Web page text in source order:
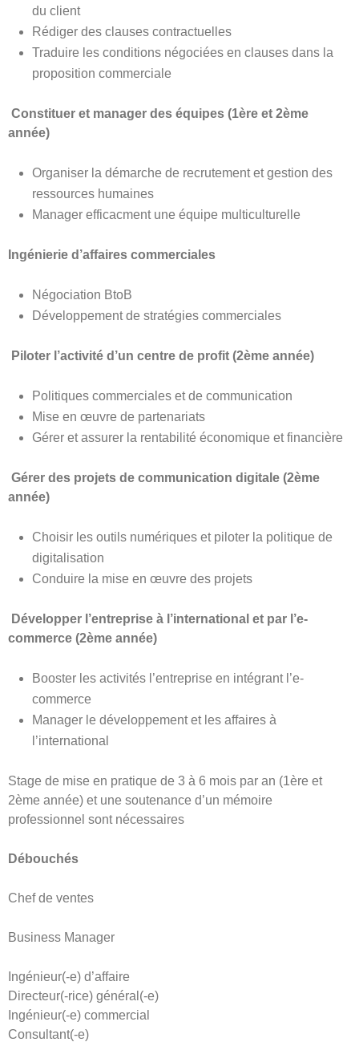
du client
Rédiger des clauses contractuelles
Traduire les conditions négociées en clauses dans la
proposition commerciale
Constituer et manager des équipes (1ère et 2ème
année)
Organiser la démarche de recrutement et gestion des
ressources humaines
Manager efficacment une équipe multiculturelle
Ingénierie d’affaires commerciales
Négociation BtoB
Développement de stratégies commerciales
Piloter l’activité d’un centre de profit (2ème année)
Politiques commerciales et de communication
Mise en œuvre de partenariats
Gérer et assurer la rentabilité économique et financière
Gérer des projets de communication digitale (2ème
année)
Choisir les outils numériques et piloter la politique de
digitalisation
Conduire la mise en œuvre des projets
Développer l’entreprise à l’international et par l’e-
commerce (2ème année)
Booster les activités l’entreprise en intégrant l’e-
commerce
Manager le développement et les affaires à
l’international
Stage de mise en pratique de 3 à 6 mois par an (1ère et
2ème année) et une soutenance d’un mémoire
professionnel sont nécessaires
Débouchés
Chef de ventes
Business Manager
Ingénieur(-e) d’affaire
Directeur(-rice) général(-e)
Ingénieur(-e) commercial
Consultant(-e)